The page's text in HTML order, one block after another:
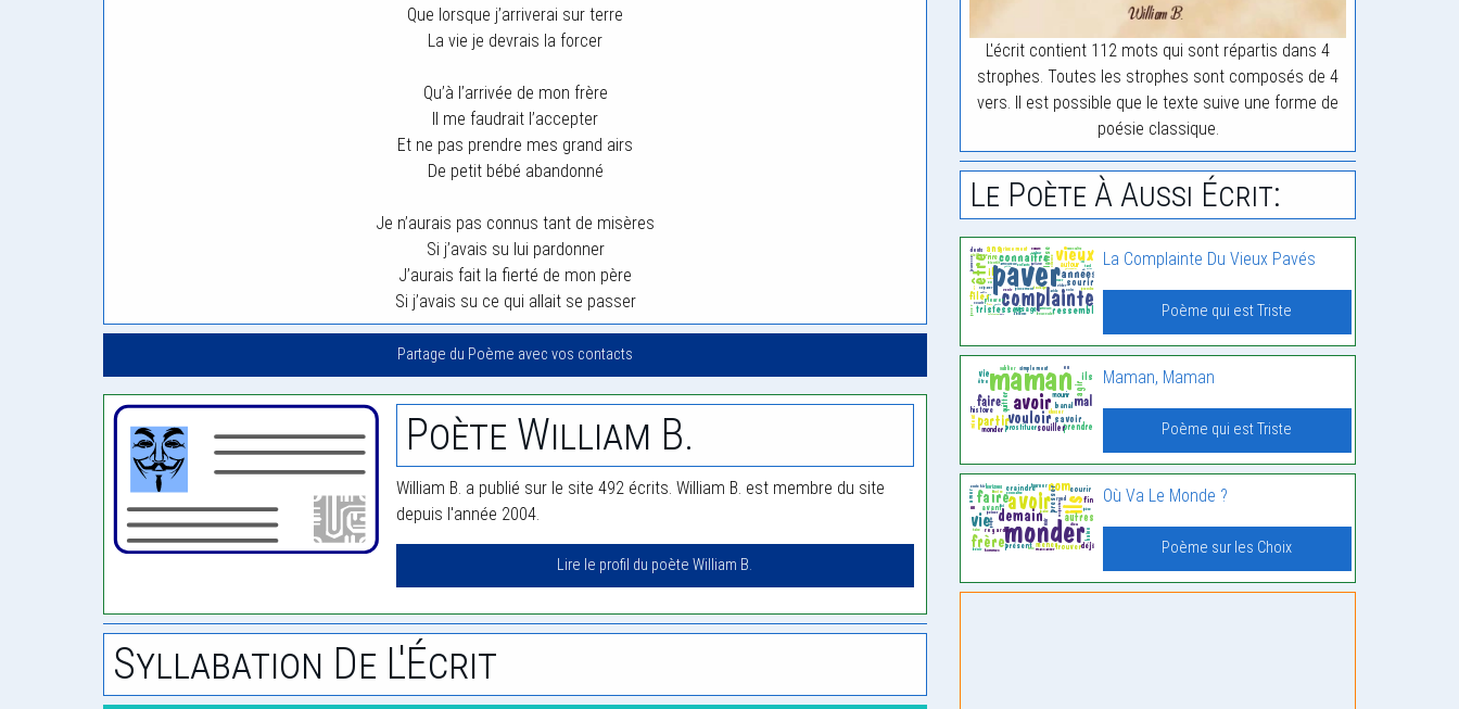
Que lorsque j’arriverai sur terre
La vie je devrais la forcer
Qu’à l’arrivée de mon frère
Il me faudrait l’accepter
Et ne pas prendre mes grand airs
De petit bébé abandonné
Je n’aurais pas connus tant de misères
Si j’avais su lui pardonner
J’aurais fait la fierté de mon père
Si j’avais su ce qui allait se passer
Partage du Poème avec vos contacts
Poète William B.
William B. a publié sur le site 492 écrits. William B. est membre du site
depuis l'année 2004.
Lire le profil du poète William B.
Syllabation De L'Écrit
L'écrit contient 112 mots qui sont répartis dans 4
strophes. Toutes les strophes sont composés de 4
vers. Il est possible que le texte suive une forme de
poésie classique.
Le Poète À Aussi Écrit:
La Complainte Du Vieux Pavés
Poème qui est Triste
Maman, Maman
Poème qui est Triste
Où Va Le Monde ?
Poème sur les Choix